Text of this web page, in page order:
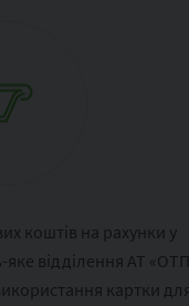
коштів на рахунки у
відділення АТ «ОТП
картки